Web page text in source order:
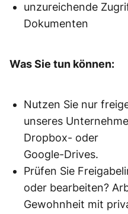
unzureichende
Dokumenten
Was Sie tun können:
Nutzen Sie nur
unseres
Dropbox- oder
Google-Drives.
Prüfen Sie
oder bearbeiten?
Gewohnheit mit